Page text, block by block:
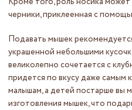
черники, приклеенная с
Подавать мышек
украшенной небольшими
великолепно сочетается с
придется по вкусу даже самым
малышам, а детей постарше вы
изготовления мышек, что